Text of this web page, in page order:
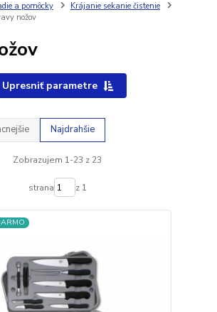
a pomôcky
Krájanie sekanie čistenie
nožov
Upresniť parametre
Najdrahšie
Zobrazujem 1-23 z 23
strana z 1